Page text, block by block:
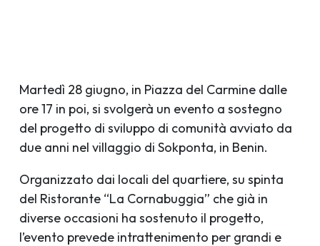
Martedì 28 giugno, in Piazza del Carmine dalle
ore 17 in poi, si svolgerà un evento a sostegno
del progetto di sviluppo di comunità avviato da
due anni nel villaggio di Sokponta, in Benin.
Organizzato dai locali del quartiere, su spinta
del Ristorante “La Cornabuggia” che già in
diverse occasioni ha sostenuto il progetto,
l’evento prevede intrattenimento per grandi e